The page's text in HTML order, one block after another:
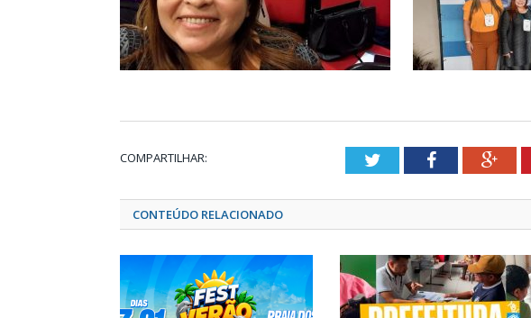
COMPARTILHAR: TwitterFacebook
CONTEÚDO RELACIONADO